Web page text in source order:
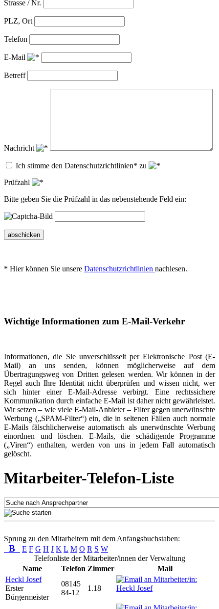
Strasse / Nr.
PLZ, Ort
Telefon
E-Mail
Betreff
Nachricht
Ich stimme den Datenschutzrichtlinien* zu
Prüfzahl
Bitte geben Sie die Prüfzahl in das nebenstehende Feld ein:
abschicken
* Hier können Sie unsere Datenschutzrichtlinien nachlesen.
Wichtige Informationen zum E-Mail-Verkehr
Informationen, die Sie unverschlüsselt per Elektronische Post (E-
Mail) an uns senden, können möglicherweise auf dem
Übertragungsweg von Dritten gelesen werden. Wir können in der
Regel auch Ihre Identität nicht überprüfen und wissen nicht, wer
sich hinter einer E-Mail-Adresse verbirgt. Eine rechtssichere
Kommunikation durch einfache E-Mail ist daher nicht gewährleistet.
Wir setzen – wie viele E-Mail-Anbieter – Filter gegen unerwünschte
Werbung („SPAM-Filter“) ein, die in seltenen Fällen auch normale
E-Mails fälschlicherweise automatisch als unerwünschte Werbung
einordnen und löschen. E-Mails, die schädigende Programme
(„Viren“) enthalten, werden von uns in jedem Fall automatisch
gelöscht.
Mitarbeiter-Telefon-Liste
Sprung zu den Mitarbeitern mit dem Anfangsbuchstaben:
B E F G H J K L M O R S W
Telefonliste der Mitarbeiter/innen der Verwaltung
Name
Telefon Zimmer
Mail
Heckl Josef
Erster
Bürgermeister
08145
84-12
1.18